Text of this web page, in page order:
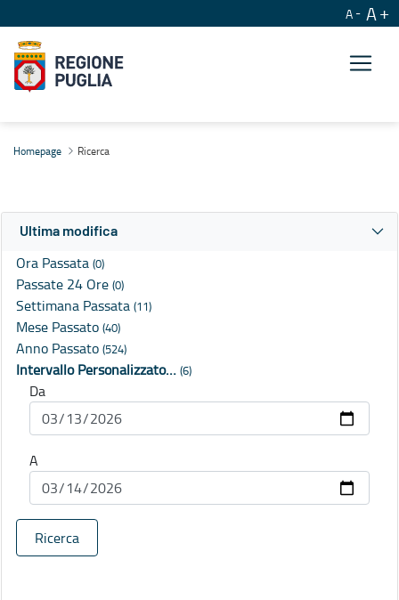
A A
Homepage Ricerca
Ultima modifica
Ora Passata (0)
Passate 24 Ore (0)
Settimana Passata (11)
Mese Passato (40)
Anno Passato (524)
Intervallo Personalizzato… (6)
Da
A
Ricerca